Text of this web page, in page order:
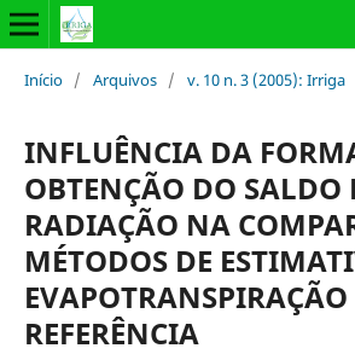
Início / Arquivos / v. 10 n. 3 (2005): Irriga
INFLUÊNCIA DA
OBTENÇÃO DO SALDO
RADIAÇÃO NA
MÉTODOS DE
EVAPOTRANSPIRAÇÃO
REFERÊNCIA